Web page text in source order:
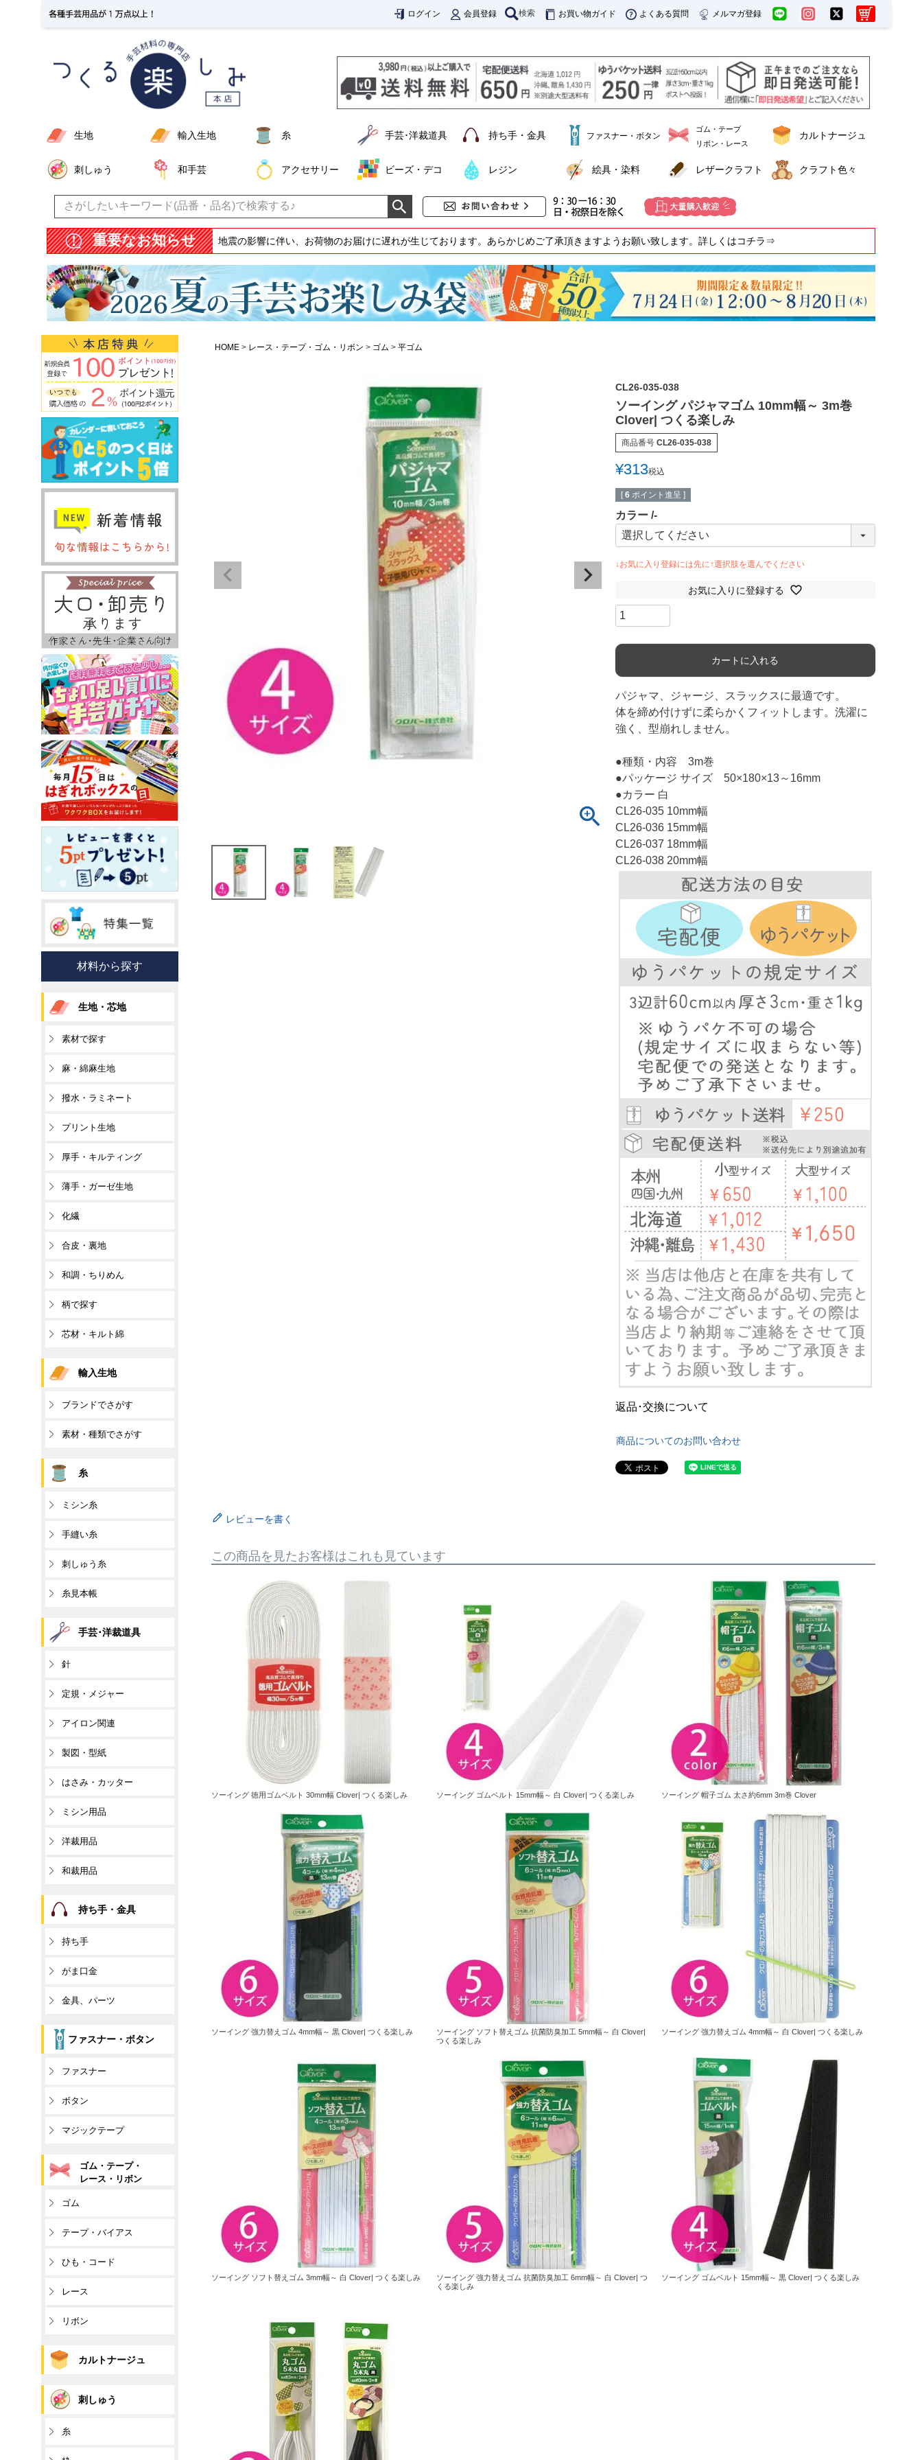
ログイン 会員登録 検索 お買い物ガイド よくある質問 メルマガ登録
生地 輸入生地 糸 手芸･洋裁道具 持ち手・金具 ファスナー・ボタン
ゴム・テープ
リボン・レース
カルトナージュ
刺しゅう 和手芸 アクセサリー ビーズ・デコ レジン 絵具・染料 レザークラフト クラフト色々
重要なお知らせ 地震の影響に伴い、お荷物のお届けに遅れが生じております。あらかじめご了承頂きますようお願い致します。詳しくはコチラ⇒
HOME レース・テープ・ゴム・リボン ゴム 平ゴム
CL26-035-038
ソーイング パジャマゴム 10mm幅～ 3m巻
Clover| つくる楽しみ
商品番号 CL26-035-038
¥313税込
[ 6 ポイント進呈 ]
カラー -
お気に入りに登録する
カートに入れる
パジャマ、ジャージ、スラックスに最適です。
体を締め付けずに柔らかくフィットします。洗濯に
強く、型崩れしません。
●種類・内容 3m巻
●パッケージ サイズ 50×180×13～16mm
●カラー 白
CL26-035 10mm幅
CL26-036 15mm幅
CL26-037 18mm幅
CL26-038 20mm幅
返品･交換について
商品についてのお問い合わせ
レビューを書く
この商品を見たお客様はこれも見ています
ソーイング 徳用ゴムベルト 30mm幅 Clover| つくる楽しみ ソーイング ゴムベルト 15mm幅～ 白 Clover| つくる楽しみ ソーイング 帽子ゴム 太さ約6mm 3m巻 Clover
ソーイング 強力替えゴム 4mm幅～ 黒 Clover| つくる楽しみ
ソーイング ソフト替えゴム 抗菌防臭加工 5mm幅～ 白 Clover|
つくる楽しみ
ソーイング 強力替えゴム 4mm幅～ 白 Clover| つくる楽しみ
ソーイング ソフト替えゴム 3mm幅～ 白 Clover| つくる楽しみ
ソーイング 強力替えゴム 抗菌防臭加工 6mm幅～ 白 Clover| つ
くる楽しみ
ソーイング ゴムベルト 15mm幅～ 黒 Clover| つくる楽しみ
材料から探す
生地・芯地
素材で探す
麻・綿麻生地
撥水・ラミネート
プリント生地
厚手・キルティング
薄手・ガーゼ生地
化繊
合皮・裏地
和調・ちりめん
柄で探す
芯材・キルト綿
輸入生地
ブランドでさがす
素材・種類でさがす
糸
ミシン糸
手縫い糸
刺しゅう糸
糸見本帳
手芸･洋裁道具
針
定規・メジャー
アイロン関連
製図・型紙
はさみ・カッター
ミシン用品
洋裁用品
和裁用品
持ち手・金具
持ち手
がま口金
金具、パーツ
ファスナー・ボタン
ファスナー
ボタン
マジックテープ
ゴム・テープ・
レース・リボン
ゴム
テープ・バイアス
ひも・コード
レース
リボン
カルトナージュ
刺しゅう
糸